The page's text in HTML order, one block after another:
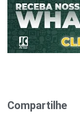
Compartilhe